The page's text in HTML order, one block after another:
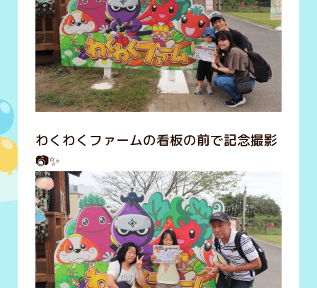
わくわくファームの看板の前で記念撮影
📷✨